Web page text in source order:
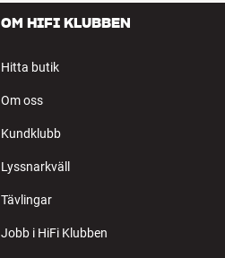
OM HIFI KLUBBEN
Hitta butik
Om oss
Kundklubb
Lyssnarkväll
Tävlingar
Jobb i HiFi Klubben